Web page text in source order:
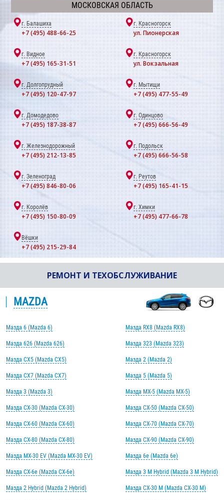
МОСКОВСКАЯ ОБЛАСТЬ
г. Балашиха
+7 (495) 488-66-25
г. Красногорск
ул. Пионерская
г. Видное
+7 (495) 165-31-51
г. Красногорск
ул. Вокзальная
г. Долгопрудный
+7 (495) 120-47-97
г. Мытищи
+7 (495) 477-55-49
г. Домодедово
+7 (495) 187-38-87
г. Одинцово
+7 (495) 666-56-49
г. Железнодорожный
+7 (495) 212-13-85
г. Подольск
+7 (495) 666-56-58
г. Зеленоград
+7 (495) 846-80-06
г. Реутов
+7 (495) 165-41-15
г. Королёв
+7 (495) 150-80-09
г. Химки
+7 (495) 477-66-78
Вёшки
+7 (495) 215-29-84
РЕМОНТ И ТЕХОБСЛУЖИВАНИЕ
MAZDA
Мазда 6 (Mazda 6)
Мазда 626 (Mazda 626)
Мазда CX5 (Mazda CX5)
Мазда CX7 (Mazda CX7)
Мазда 3 (Mazda 3)
Мазда CX-30 (Mazda CX-30)
Мазда CX-60 (Mazda CX-60)
Мазда CX-80 (Mazda CX-80)
Мазда MX-30 EV (Mazda MX-30 EV)
Мазда CX-6e (Mazda CX-6e)
Мазда 2 Hybrid (Mazda 2 Hybrid)
Мазда RX8 (Mazda RX8)
Мазда 323 (Mazda 323)
Мазда 2 (Mazda 2)
Мазда 5 (Mazda 5)
Мазда MX-5 (Mazda MX-5)
Мазда CX-50 (Mazda CX-50)
Мазда CX-70 (Mazda CX-70)
Мазда CX-90 (Mazda CX-90)
Мазда 6e (Mazda 6e)
Мазда 3 M Hybrid (Mazda 3 M Hybrid)
Мазда CX-30 M (Mazda CX-30 M)